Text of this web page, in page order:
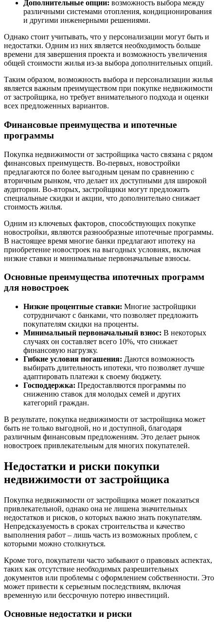
Дополнительные опции: возможность выбора между
различными системами отопления, кондиционирования
и другими инженерными решениями.
Однако стоит учитывать, что у персонализации могут быть и
недостатки. Одним из них является необходимость больше
времени для завершения проекта и возможность увеличения
общей стоимости жилья из-за выбора дополнительных опций.
Таким образом, возможность выбора и персонализации жилья
является важным преимуществом при покупке недвижимости
от застройщика, но требует внимательного подхода и оценки
всех предложенных вариантов.
Финансовые преимущества и ипотечные
программы
Покупка недвижимости от застройщика часто связана с рядом
финансовых преимуществ. Во-первых, новостройки
предлагаются по более выгодным ценам по сравнению с
вторичным рынком, что делает их доступными для широкой
аудитории. Во-вторых, застройщики могут предложить
специальные скидки и акции, что дополнительно снижает
стоимость жилья.
Одним из ключевых факторов, способствующих покупке
новостройки, являются разнообразные ипотечные программы.
В настоящее время многие банки предлагают ипотеку на
приобретение новостроек на выгодных условиях, включая
низкие ставки и минимальные первоначальные взносы.
Основные преимущества ипотечных программ
для новостроек
Низкие процентные ставки: Многие застройщики
сотрудничают с банками, что позволяет предложить
покупателям скидки на проценты.
Минимальный первоначальный взнос: В некоторых
случаях он составляет всего 10%, что снижает
финансовую нагрузку.
Гибкие условия погашения: Даются возможность
выбирать длительность ипотеки, что позволяет лучше
адаптировать платежи к своему бюджету.
Господдержка: Предоставляются программы по
снижению ставок для молодых семей и других
категорий граждан.
В результате, покупка недвижимости от застройщика может
быть не только выгодной, но и доступной, благодаря
различным финансовым предложениям. Это делает рынок
новостроек привлекательным для многих покупателей.
Недостатки и риски покупки
недвижимости от застройщика
Покупка недвижимости от застройщика может показаться
привлекательной, однако она не лишена значительных
недостатков и рисков, о которых важно знать покупателям.
Непредсказуемость в сроках строительства и качество
выполнения работ – лишь часть из возможных проблем, с
которыми можно столкнуться.
Кроме того, покупатели часто забывают о правовых аспектах,
таких как отсутствие необходимых разрешительных
документов или проблемы с оформлением собственности. Это
может привести к серьезным последствиям, включая
временную или бессрочную потерю инвестиций.
Основные недостатки и риски